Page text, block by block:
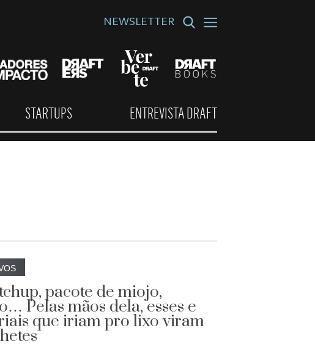
NEWSLETTER
STARTUPS ENTREVISTA DRAFT
pacote de miojo,
Pelas mãos dela, esses e
que iriam pro lixo viram